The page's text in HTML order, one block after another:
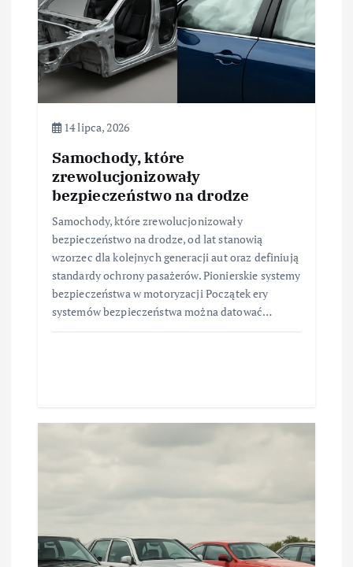
s
u
14 lipca, 2026
Samochody, które
zrewolucjonizowały
bezpieczeństwo na drodze
Samochody, które zrewolucjonizowały
bezpieczeństwo na drodze, od lat stanowią
wzorzec dla kolejnych generacji aut oraz definiują
standardy ochrony pasażerów. Pionierskie systemy
bezpieczeństwa w motoryzacji Początek ery
systemów bezpieczeństwa można datować…